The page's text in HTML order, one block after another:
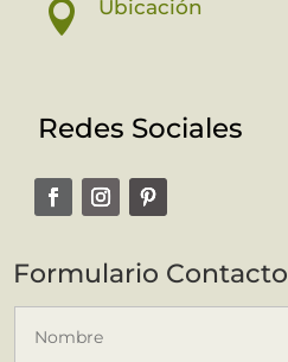
 Ubicación
Redes Sociales
Formulario Contacto